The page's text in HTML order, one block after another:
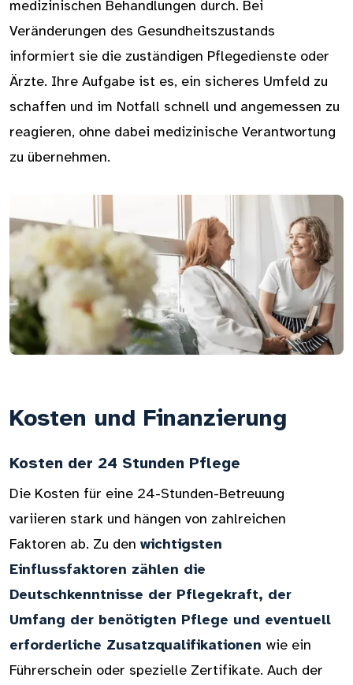
medizinischen Behandlungen durch. Bei
Veränderungen des Gesundheitszustands
informiert sie die zuständigen Pflegedienste oder
Ärzte. Ihre Aufgabe ist es, ein sicheres Umfeld zu
schaffen und im Notfall schnell und angemessen zu
reagieren, ohne dabei medizinische Verantwortung
zu übernehmen.
Kosten und Finanzierung
Kosten der 24 Stunden Pflege
Die Kosten für eine 24-Stunden-Betreuung
variieren stark und hängen von zahlreichen
Faktoren ab. Zu den wichtigsten
Einflussfaktoren zählen die
Deutschkenntnisse der Pflegekraft, der
Umfang der benötigten Pflege und eventuell
erforderliche Zusatzqualifikationen wie ein
Führerschein oder spezielle Zertifikate. Auch der